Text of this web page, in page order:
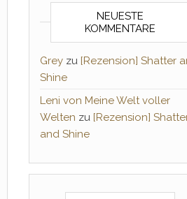
NEUESTE
KOMMENTARE
Greyzu [Rezension] Shatter
Shine
Leni von Meine Welt voller
Welten zu [Rezension]
and Shine